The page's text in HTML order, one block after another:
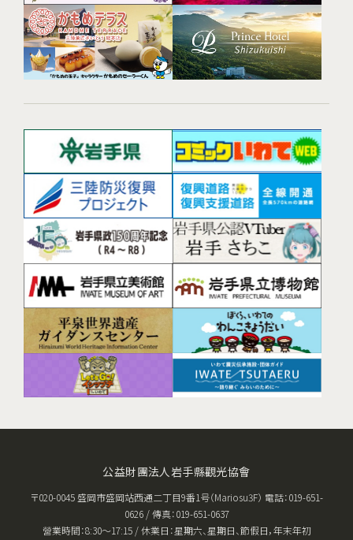
公益財團法人岩手縣觀光協會
〒020-0045 盛岡市盛岡站西通二丁目9番1号（Mariosu3F） 電話：019-651-
0626 / 傳真：019-651-0637
營業時間：8:30〜17:15 / 休業日：星期六、星期日、節假日，年末年初